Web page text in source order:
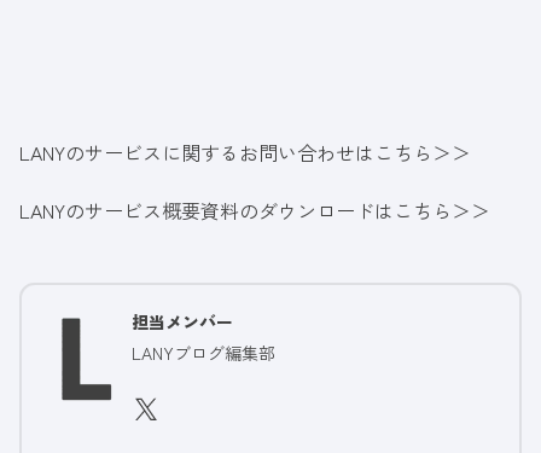
LANYのサービスに関するお問い合わせはこちら＞＞
LANYのサービス概要資料のダウンロードはこちら＞＞
担当メンバー
LANYブログ編集部